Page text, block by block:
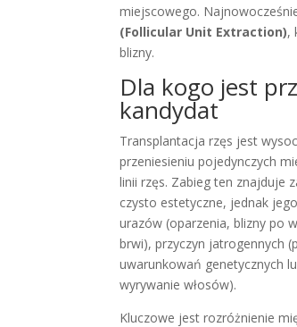
miejscowego.
(Follicular Unit Extraction),
blizny.
Dla kogo jest
kandydat
Transplantacja rzęs jest
przeniesieniu pojedynczych
linii rzęs. Zabieg ten znajduje
czysto estetyczne, jednak
urazów (oparzenia, blizny po
brwi), przyczyn jatrogennych
uwarunkowań genetycznych
wyrywanie włosów).
Kluczowe jest rozróżnienie